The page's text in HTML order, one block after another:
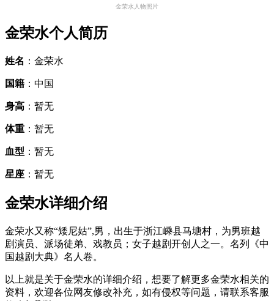
金荣水人物照片
金荣水个人简历
姓名 ：金荣水
国籍 ：中国
身高 ：暂无
体重 ：暂无
血型 ：暂无
星座 ：暂无
金荣水详细介绍
金荣水又称“矮尼姑”,男，出生于浙江嵊县马塘村，为男班越
剧演员、派场徒弟、戏教员；女子越剧开创人之一。名列《中
国越剧大典》名人卷。
以上就是关于金荣水的详细介绍，想要了解更多金荣水相关的
资料，欢迎各位网友修改补充，如有侵权等问题，请联系客服